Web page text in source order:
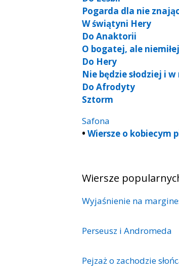
Pogarda dla nie
W świątyni Hery
Do Anaktorii
O bogatej, ale
Do Hery
Nie będzie słodziej i
Do Afrodyty
Sztorm
Safona
• Wiersze o kobiecym
Wiersze
Wyjaśnienie na
Perseusz i Andromeda
Pejzaż o zachodzie